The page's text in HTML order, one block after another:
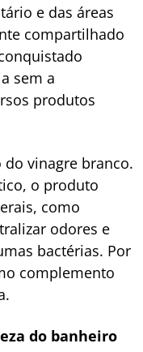
e das áreas
compartilhado
sem a
produtos
do vinagre branco.
o produto
como
odores e
bactérias. Por
complemento
do banheiro